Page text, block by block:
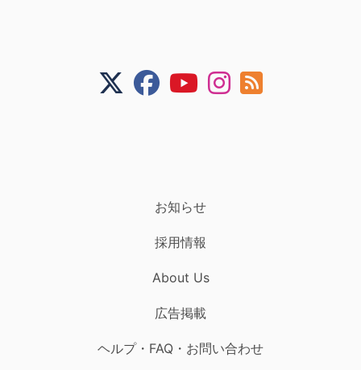
お知らせ
採用情報
About Us
広告掲載
ヘルプ・FAQ・お問い合わせ